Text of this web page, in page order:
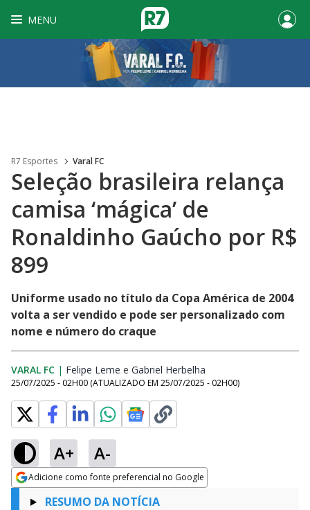
MENU
R7 Esportes Varal FC
Seleção brasileira relança
camisa ‘mágica’ de
Ronaldinho Gaúcho por R$
899
Uniforme usado no título da Copa América de 2004
volta a ser vendido e pode ser personalizado com
nome e número do craque
VARAL FC | Felipe Leme Opens in new window
e Gabriel Herbelha
25/07/2025 - 02H00 (ATUALIZADO EM 25/07/2025 - 02H00)
A+ A-
Adicione como fonte preferencial no Google
Opens in new window
RESUMO DA NOTÍCIA